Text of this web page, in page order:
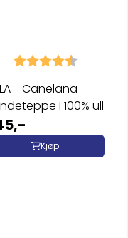
Karakter: 4.7 av 5
- Canelana
i 100% ull
Kjøp